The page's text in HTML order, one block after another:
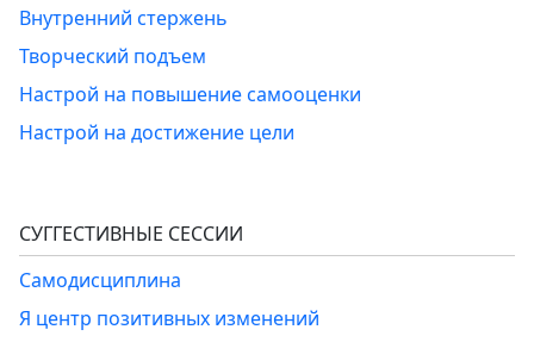
Внутренний стержень
Творческий подъем
Настрой на повышение самооценки
Настрой на достижение цели
СУГГЕСТИВНЫЕ СЕССИИ
Самодисциплина
Я центр позитивных изменений